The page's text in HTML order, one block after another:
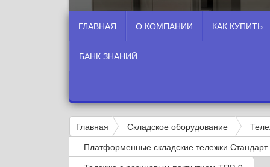
ГЛАВНАЯ О КОМПАНИИ КАК КУПИТЬ
БАНК ЗНАНИЙ
Главная Складское оборудование
Платформенные складские тележки Стандарт